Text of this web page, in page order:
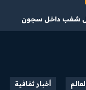
جراء أعمال شغب داخل سجون
أخبار ثقافية